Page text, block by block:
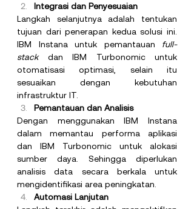
Integrasi dan Penyesuaian
Langkah selanjutnya adalah tentukan
tujuan dari penerapan kedua solusi ini.
IBM Instana untuk pemantauan full-
stack dan IBM Turbonomic untuk
otomatisasi optimasi, selain itu
sesuaikan dengan kebutuhan
infrastruktur IT.
Pemantauan dan Analisis
Dengan menggunakan IBM Instana
dalam memantau performa aplikasi
dan IBM Turbonomic untuk alokasi
sumber daya. Sehingga diperlukan
analisis data secara berkala untuk
mengidentifikasi area peningkatan.
Automasi Lanjutan